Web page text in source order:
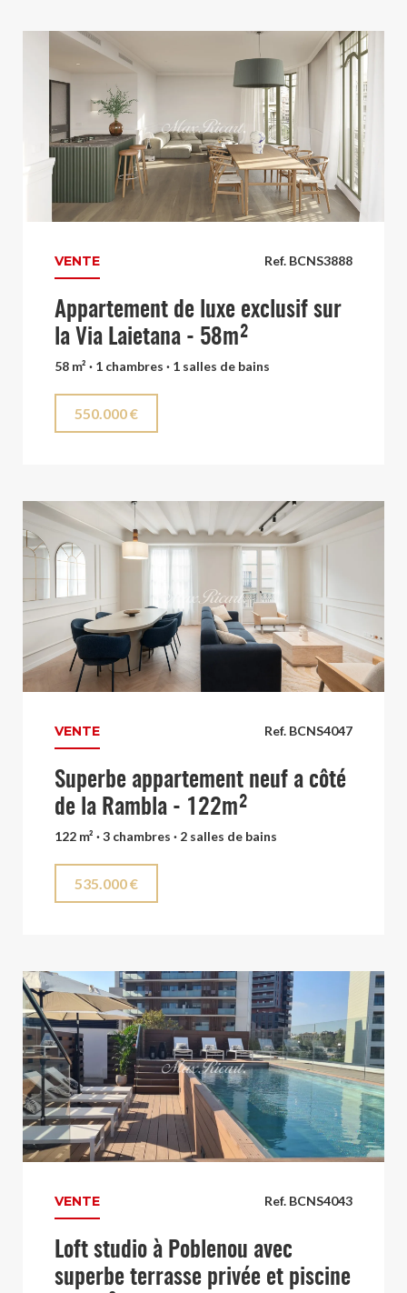
Ref. BCNS3888
VENTE
Appartement de luxe exclusif sur
la Via Laietana - 58m²
58 m² · 1 chambres · 1 salles de bains
550.000 €
Ref. BCNS4047
VENTE
Superbe appartement neuf a côté
de la Rambla - 122m²
122 m² · 3 chambres · 2 salles de bains
535.000 €
Ref. BCNS4043
VENTE
Loft studio à Poblenou avec
superbe terrasse privée et piscine